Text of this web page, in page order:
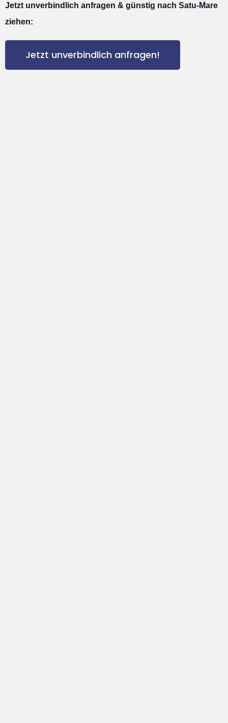
Jetzt unverbindlich anfragen & günstig nach Satu-Mare
ziehen:
Jetzt unverbindlich anfragen!